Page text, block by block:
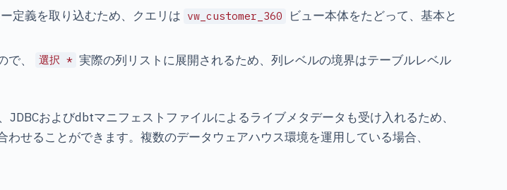
定義を取り込むため、クエリは vw_customer_360
ビュー本体をたどって、基本と
で、 選択 * 実際の列リストに展開されるため、列レベルの境界はテーブルレベル
およびdbtマニフェストファイルによるライブメタデータも受け入れるため、
せることができます。複数のデータウェアハウス環境を運用している場合、